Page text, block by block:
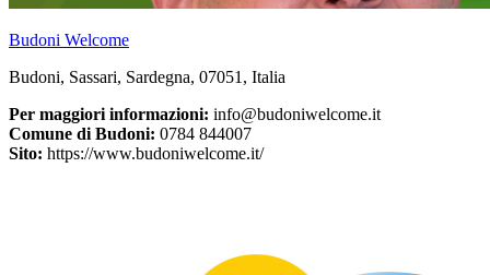
Budoni Welcome
Budoni, Sassari, Sardegna, 07051, Italia
Per maggiori informazioni: info@budoniwelcome.it
Comune di Budoni: 0784 844007
Sito: https://www.budoniwelcome.it/